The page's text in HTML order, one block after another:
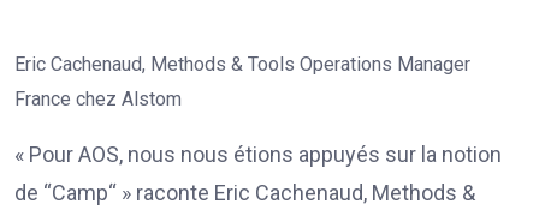
Eric Cachenaud, Methods & Tools Operations Manager
France chez Alstom
« Pour AOS, nous nous étions appuyés sur la notion
de “Camp“ » raconte Eric Cachenaud, Methods &